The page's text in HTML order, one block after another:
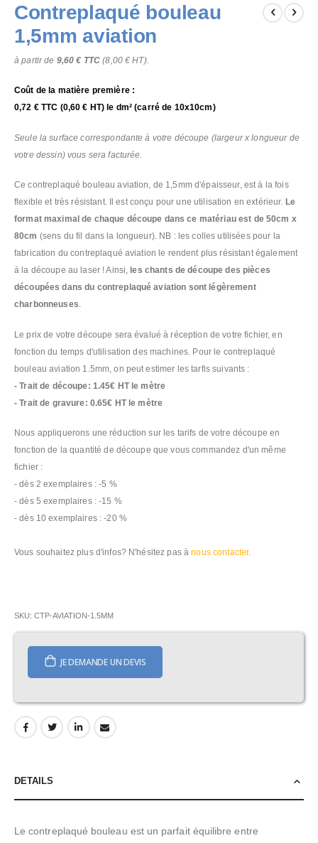
to
beginning
the
images
Contreplaqué bouleau
1,5mm aviation
à partir de 9,60 € TTC (8,00 € HT).
Coût de la matière première :
0,72 €TTC (0,60 € HT) le dm² (carré de 10x10cm)
Seule la surface correspondante à votre découpe (largeur x longueur de
votre dessin) vous sera facturée.
Ce contreplaqué bouleau aviation, de 1,5mm d'épaisseur, est à la fois
flexible et très résistant. Il est conçu pour une utilisation en extérieur. Le
format maximal de chaque découpe dans ce matériau est de 50cm x
80cm (sens du fil dans la longueur). NB : les colles utilisées pour la
fabrication du contreplaqué aviation le rendent plus résistant également
à la découpe au laser ! Ainsi, les chants de découpe des pièces
découpées dans du contreplaqué aviation sont légèrement
charbonneuses.
Le prix de votre découpe sera évalué à réception de votre fichier, en
fonction du temps d'utilisation des machines. Pour le contreplaqué
bouleau aviation 1.5mm, on peut estimer les tarfis suivants :
- Trait de découpe: 1.45€ HT le mètre
- Trait de gravure: 0.65€ HT le mètre
Nous appliquerons une réduction sur les tarifs de votre découpe en
fonction de la quantité de découpe que vous commandez d'un même
fichier :
- dès 2 exemplaires : -5 %
- dès 5 exemplaires : -15 %
- dès 10 exemplaires : -20 %
Vous souhaitez plus d'infos? N'hésitez pas ànous contacter.
SKU CTP-AVIATION-1.5MM
JE DEMANDE UN DEVIS
DETAILS
Le contreplaqué bouleau est un parfait équilibre entre